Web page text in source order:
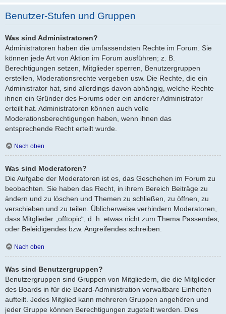
Benutzer-Stufen und Gruppen
Was sind Administratoren?
Administratoren haben die umfassendsten Rechte im Forum. Sie
können jede Art von Aktion im Forum ausführen; z. B.
Berechtigungen setzen, Mitglieder sperren, Benutzergruppen
erstellen, Moderationsrechte vergeben usw. Die Rechte, die ein
Administrator hat, sind allerdings davon abhängig, welche Rechte
ihnen ein Gründer des Forums oder ein anderer Administrator
erteilt hat. Administratoren können auch volle
Moderationsberechtigungen haben, wenn ihnen das
entsprechende Recht erteilt wurde.
Nach oben
Was sind Moderatoren?
Die Aufgabe der Moderatoren ist es, das Geschehen im Forum zu
beobachten. Sie haben das Recht, in ihrem Bereich Beiträge zu
ändern und zu löschen und Themen zu schließen, zu öffnen, zu
verschieben und zu teilen. Üblicherweise verhindern Moderatoren,
dass Mitglieder „offtopic“, d. h. etwas nicht zum Thema Passendes,
oder Beleidigendes bzw. Angreifendes schreiben.
Nach oben
Was sind Benutzergruppen?
Benutzergruppen sind Gruppen von Mitgliedern, die die Mitglieder
des Boards in für die Board-Administration verwaltbare Einheiten
aufteilt. Jedes Mitglied kann mehreren Gruppen angehören und
jeder Gruppe können Berechtigungen zugeteilt werden. Dies